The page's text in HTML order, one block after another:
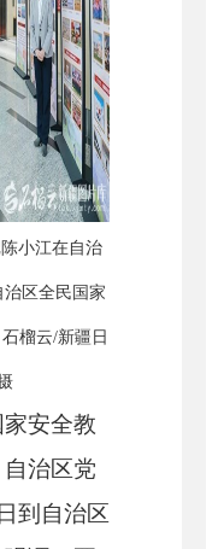
小江在自治
治区全民国家
榴云/新疆日
安全教
治区党
到自治区